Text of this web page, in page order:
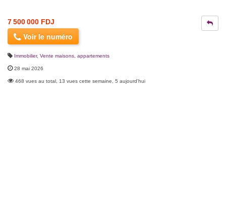
7 500 000 FDJ
Voir le numéro
Immobilier, Vente maisons, appartements
28 mai 2026
468 vues au total, 13 vues cette semaine, 5 aujourd'hui